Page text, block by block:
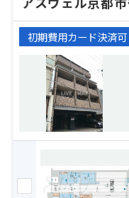
初期費用カード決済可